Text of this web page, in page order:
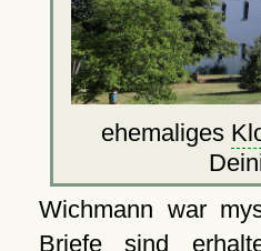
ehemaliges
Wichmann war
Briefe sind